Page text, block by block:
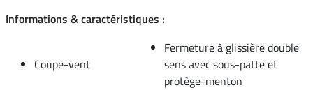
Informations & caractéristiques :
Coupe-vent
Fermeture à glissière double
sens avec sous-patte et
protège-menton